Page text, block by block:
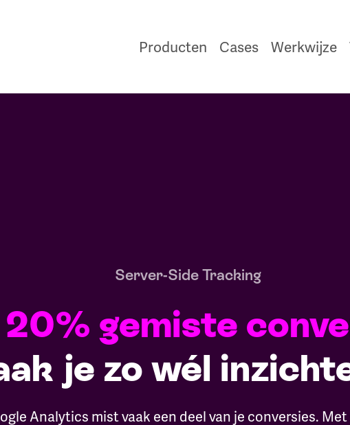
Producten Cases Werkwijze
Server-Side Tracking
20% gemiste
je zo wél
Analytics mist vaak een deel van je conversies. Met